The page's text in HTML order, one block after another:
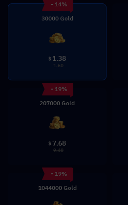
- 14%
30000 Gold
$ 1.38
1.60
- 19%
207000 Gold
$ 7.68
9.40
- 19%
1044000 Gold